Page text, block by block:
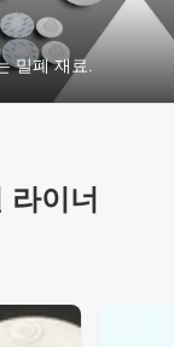
밀폐 재료.
이너